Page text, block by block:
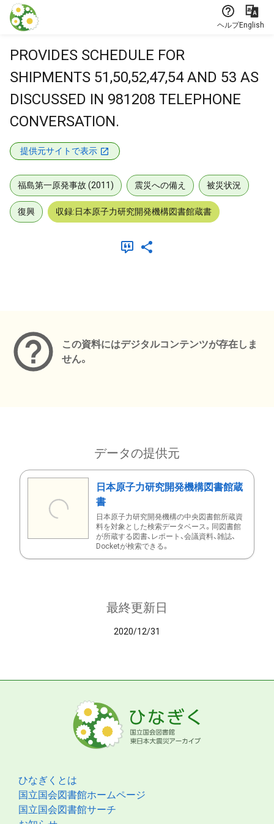
本文に飛ぶ
ヘルプEnglish
PROVIDES SCHEDULE FOR
SHIPMENTS 51,50,52,47,54 AND 53 AS
DISCUSSED IN 981208 TELEPHONE
CONVERSATION.
提供元サイトで表示
福島第一原発事故 (2011) 震災への備え 被災状況
復興 収録:日本原子力研究開発機構図書館蔵書
この資料にはデジタルコンテンツが存在しま
せん。
データの提供元
日本原子力研究開発機構図書館蔵
書
日本原子力研究開発機構の中央図書館所蔵資
料を対象とした検索データベース。同図書館
が所蔵する図書、レポート、会議資料、雑誌、
Docketが検索できる。
最終更新日
2020/12/31
ひなぎくとは
国立国会図書館ホームページ
国立国会図書館サーチ